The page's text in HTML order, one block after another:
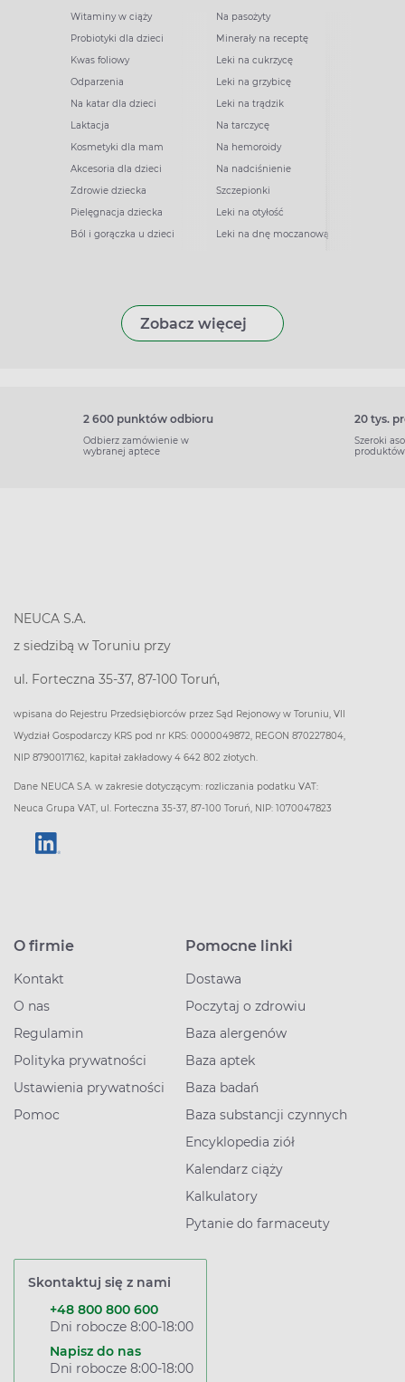
Witaminy w ciąży
Probiotyki dla dzieci
Kwas foliowy
Odparzenia
Na katar dla dzieci
Laktacja
Kosmetyki dla mam
Akcesoria dla dzieci
Zdrowie dziecka
Pielęgnacja dziecka
Ból i gorączka u dzieci
Na pasożyty
Minerały na receptę
Leki na cukrzycę
Leki na grzybicę
Leki na trądzik
Na tarczycę
Na hemoroidy
Na nadciśnienie
Szczepionki
Leki na otyłość
Leki na dnę moczanową
Zobacz więcej
2 600 punktów odbioru
Odbierz zamówienie w
wybranej aptece
20 tys.
Szeroki
produktów
NEUCA S.A.
z siedzibą w Toruniu przy
ul. Forteczna 35-37, 87-100 Toruń,
wpisana do Rejestru Przedsiębiorców przez Sąd Rejonowy w Toruniu, VII
Wydział Gospodarczy KRS pod nr KRS: 0000049872, REGON 870227804,
NIP 8790017162, kapitał zakładowy 4 642 802 złotych.
Dane NEUCA S.A. w zakresie dotyczącym: rozliczania podatku VAT:
Neuca Grupa VAT, ul. Forteczna 35-37, 87-100 Toruń, NIP: 1070047823
O firmie
Kontakt
O nas
Regulamin
Polityka prywatności
Ustawienia prywatności
Pomoc
Pomocne linki
Dostawa
Poczytaj o zdrowiu
Baza alergenów
Baza aptek
Baza badań
Baza substancji czynnych
Encyklopedia ziół
Kalendarz ciąży
Kalkulatory
Pytanie do farmaceuty
Skontaktuj się z nami
+48 800 800 600
Dni robocze 8:00-18:00
Napisz do nas
Dni robocze 8:00-18:00